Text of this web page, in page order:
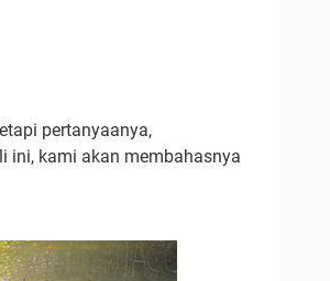
pertanyaanya,
ini, kami akan membahasnya